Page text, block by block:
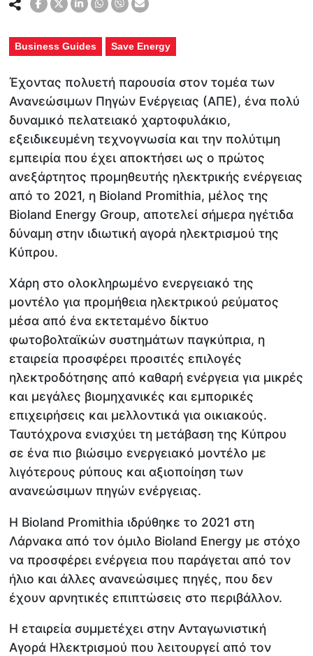
Business Guides Save Energy
Έχοντας πολυετή παρουσία στον τομέα των
Ανανεώσιμων Πηγών Ενέργειας (ΑΠΕ), ένα πολύ
δυναμικό πελατειακό χαρτοφυλάκιο,
εξειδικευμένη τεχνογνωσία και την πολύτιμη
εμπειρία που έχει αποκτήσει ως ο πρώτος
ανεξάρτητος προμηθευτής ηλεκτρικής ενέργειας
από το 2021, η Bioland Promithia, μέλος της
Bioland Energy Group, αποτελεί σήμερα ηγέτιδα
δύναμη στην ιδιωτική αγορά ηλεκτρισμού της
Κύπρου.
Xάρη στο ολοκληρωμένο ενεργειακό της
μοντέλο για προμήθεια ηλεκτρικού ρεύματος
μέσα από ένα εκτεταμένο δίκτυο
φωτοβολταϊκών συστημάτων παγκύπρια, η
εταιρεία προσφέρει προσιτές επιλογές
ηλεκτροδότησης από καθαρή ενέργεια για μικρές
και μεγάλες βιομηχανικές και εμπορικές
επιχειρήσεις και μελλοντικά για οικιακούς.
Ταυτόχρονα ενισχύει τη μετάβαση της Κύπρου
σε ένα πιο βιώσιμο ενεργειακό μοντέλο με
λιγότερους ρύπους και αξιοποίηση των
ανανεώσιμων πηγών ενέργειας.
Η Bioland Promithia ιδρύθηκε το 2021 στη
Λάρνακα από τον όμιλο Bioland Energy με στόχο
να προσφέρει ενέργεια που παράγεται από τον
ήλιο και άλλες ανανεώσιμες πηγές, που δεν
έχουν αρνητικές επιπτώσεις στο περιβάλλον.
Η εταιρεία συμμετέχει στην Ανταγωνιστική
Αγορά Ηλεκτρισμού που λειτουργεί από τον